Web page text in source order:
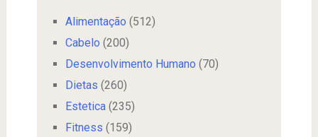
Alimentação (512)
Cabelo (200)
Desenvolvimento Humano (70)
Dietas (260)
Estetica(235)
Fitness (159)